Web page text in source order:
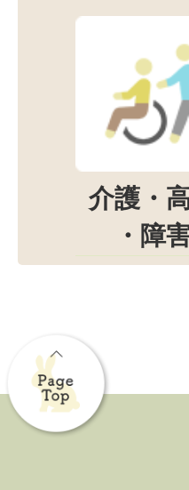
介護・
・障